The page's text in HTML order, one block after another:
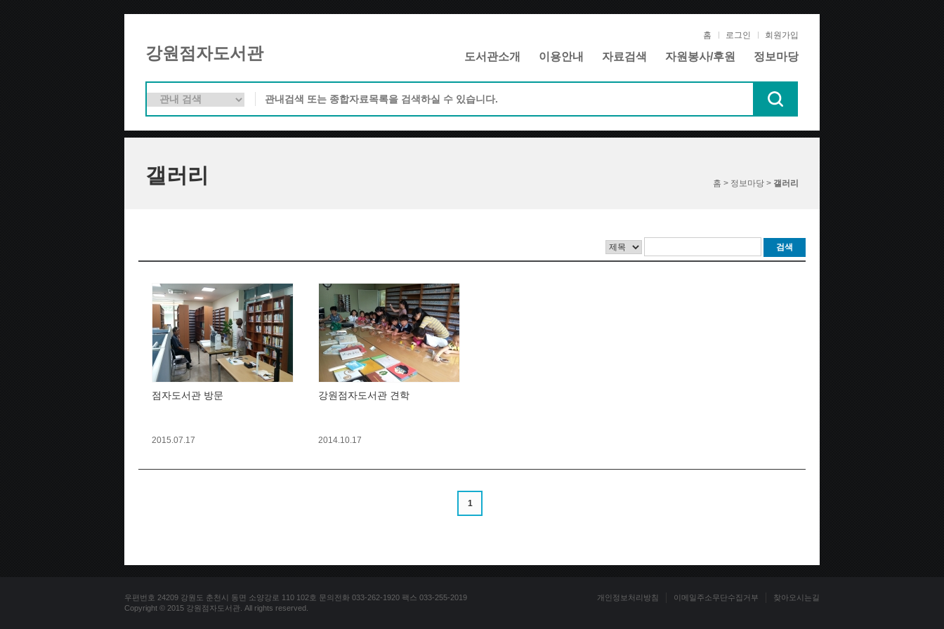
강원점자도서관
홈 로그인 회원가입
도서관소개 이용안내 자료검색 자원봉사/후원 정보마당
갤러리 홈 > 정보마당 > 갤러리
검색
점자도서관 방문
2015.07.17
강원점자도서관 견학
2014.10.17
1
우편번호 24209 강원도 춘천시 동면 소양강로 110 102호 문의전화 033-262-1920 팩스 033-255-2019
Copyright © 2015 강원점자도서관. All rights reserved.
개인정보처리방침 이메일주소무단수집거부 찾아오시는길